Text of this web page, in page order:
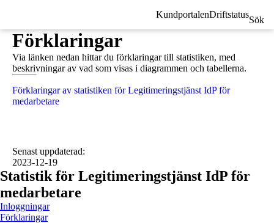
KundportalenDriftstatus
Sök
Förklaringar
Via länken nedan hittar du förklaringar till statistiken, med
beskrivningar av vad som visas i diagrammen och tabellerna.
Förklaringar av statistiken för Legitimeringstjänst IdP för
medarbetare
Senast uppdaterad:
2023-12-19
Statistik för Legitimeringstjänst IdP för
medarbetare
Inloggningar
Förklaringar